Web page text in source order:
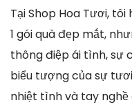
Tại Shop Hoa Tươi,
1 gói quà đẹp mắt,
thông điệp ái tình, sự
biểu tượng của sự
nhiệt tình và tay nghề